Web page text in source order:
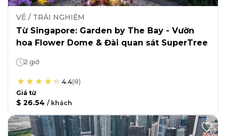
VÉ / TRẢI NGHIỆM
Từ Singapore: Garden by The Bay - Vườn
hoa Flower Dome & Đài quan sát SuperTree
2 giờ
4.4(8)
Giá từ
$ 26.54 / khách